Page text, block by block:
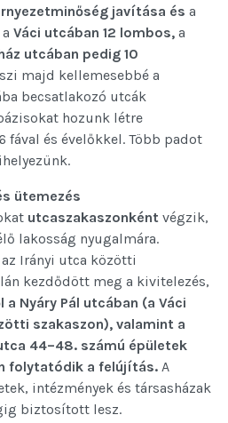
javítása és a
a Váci utcában 12 lombos, a
utcában pedig 10
majd kellemesebbé a
becsatlakozó utcák
hozunk létre
fával és évelőkkel. Több padot
ütemezés
utcaszakaszonként végzik,
lakosság nyugalmára.
Irányi utca közötti
kezdődött meg a kivitelezés,
a Nyáry Pál utcában (a Váci
szakaszon), valamint a
44–48. számú épületek
folytatódik a felújítás. A
intézmények és társasházak
biztosított lesz.